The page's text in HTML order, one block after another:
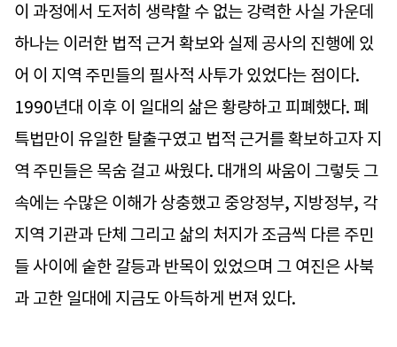
이 과정에서 도저히 생략할 수 없는 강력한 사실 가운데
하나는 이러한 법적 근거 확보와 실제 공사의 진행에 있
어 이 지역 주민들의 필사적 사투가 있었다는 점이다.
1990년대 이후 이 일대의 삶은 황량하고 피폐했다. 폐
특법만이 유일한 탈출구였고 법적 근거를 확보하고자 지
역 주민들은 목숨 걸고 싸웠다. 대개의 싸움이 그렇듯 그
속에는 수많은 이해가 상충했고 중앙정부, 지방정부, 각
지역 기관과 단체 그리고 삶의 처지가 조금씩 다른 주민
들 사이에 숱한 갈등과 반목이 있었으며 그 여진은 사북
과 고한 일대에 지금도 아득하게 번져 있다.